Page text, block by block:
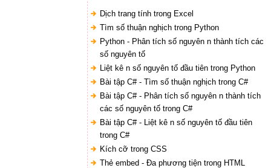
Dịch trang tính trong Excel
Tìm số thuận nghịch trong Python
Python - Phân tích số nguyên n thành tích các
số nguyên tố
Liệt kê n số nguyên tố đầu tiên trong Python
Bài tập C# - Tìm số thuận nghịch trong C#
Bài tập C# - Phân tích số nguyên n thành tích
các số nguyên tố trong C#
Bài tập C# - Liệt kê n số nguyên tố đầu tiên
trong C#
Kích cỡ trong CSS
Thẻ embed - Đa phương tiện trong HTML